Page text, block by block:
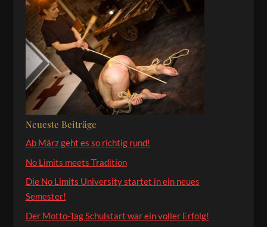
Neueste Beiträge
Ab März geht es so richtig rund!
No Limits meets Tradition
Die No Limits University startet in ein neues
Semester!
Der Motto-Tag Schulstart war ein voller Erfolg!